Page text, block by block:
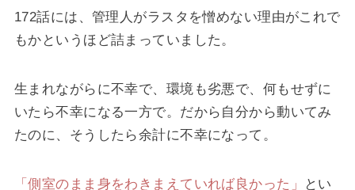
172話には、管理人がラスタを憎めない理由がこれで
もかというほど詰まっていました。
生まれながらに不幸で、環境も劣悪で、何もせずに
いたら不幸になる一方で。だから自分から動いてみ
たのに、そうしたら余計に不幸になって。
「側室のまま身をわきまえていれば良かった」
とい